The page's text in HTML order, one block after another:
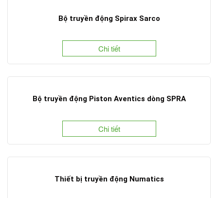
Bộ truyền động Spirax Sarco
Chi tiết
Bộ truyền động Piston Aventics dòng SPRA
Chi tiết
Thiết bị truyền động Numatics